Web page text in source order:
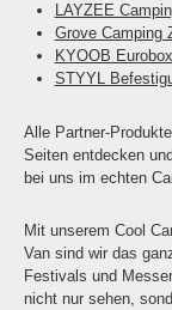
LAYZEE
Grove Camping
KYOOB
STYYL
Alle Partner-
Seiten entdecken
bei uns im echten
Mit unserem Cool
Van sind wir das
Festivals und
nicht nur sehen,